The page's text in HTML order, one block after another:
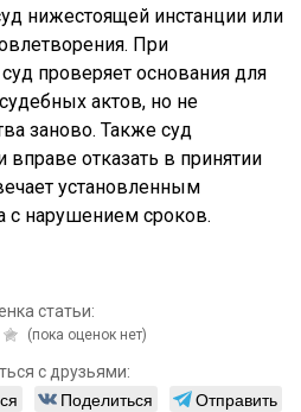
нижестоящей инстанции или
При
проверяет основания для
актов, но не
заново. Также суд
вправе отказать в принятии
установленным
с нарушением сроков.
статьи:
(пока оценок нет)
с друзьями:
Поделиться
Отправить